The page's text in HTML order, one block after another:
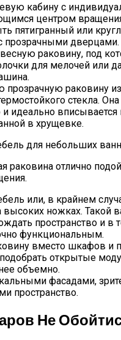
кабину с
центром
пятигранный или
прозрачными дверцами.
раковину, под
для мелочей или
прозрачную раковину из
стекла.
идеально вписывается
в хрущевке.
раковина отлично
или, в крайнем
ножках. Такой
пространство и в
функциональным.
вместо шкафов и
открытые
объемно.
фасадами,
пространство.
Не